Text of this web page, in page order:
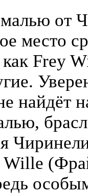
от
место
Frey
найдёт
Wille